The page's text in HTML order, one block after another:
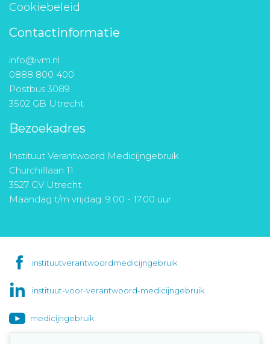
Cookiebeleid
Contactinformatie
info@ivm.nl
0888 800 400
Postbus 3089
3502 GB Utrecht
Bezoekadres
Instituut Verantwoord Medicijngebruik
Churchilllaan 11
3527 GV Utrecht
Maandag t/m vrijdag: 9.00 - 17.00 uur
instituutverantwoordmedicijngebruik
instituut-voor-verantwoord-medicijngebruik
medicijngebruik